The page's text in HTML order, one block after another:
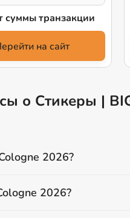
суммы транзакции
на сайт
о Стикеры |
2026?
2026?